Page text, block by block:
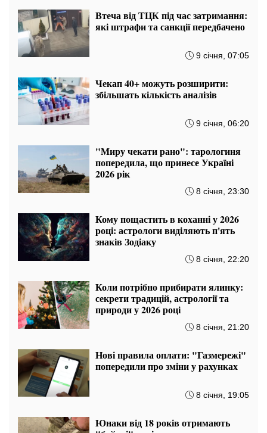
Втеча від ТЦК під час затримання:
які штрафи та санкції передбачено
9 січня, 07:05
Чекап 40+ можуть розширити:
збільшать кількість аналізів
9 січня, 06:20
"Миру чекати рано": тарологиня
попередила, що принесе Україні
2026 рік
8 січня, 23:30
Кому пощастить в коханні у 2026
році: астрологи виділяють п'ять
знаків Зодіаку
8 січня, 22:20
Коли потрібно прибирати ялинку:
секрети традицій, астрології та
природи у 2026 році
8 січня, 21:20
Нові правила оплати: "Газмережі"
попередили про зміни у рахунках
8 січня, 19:05
Юнаки від 18 років отримають